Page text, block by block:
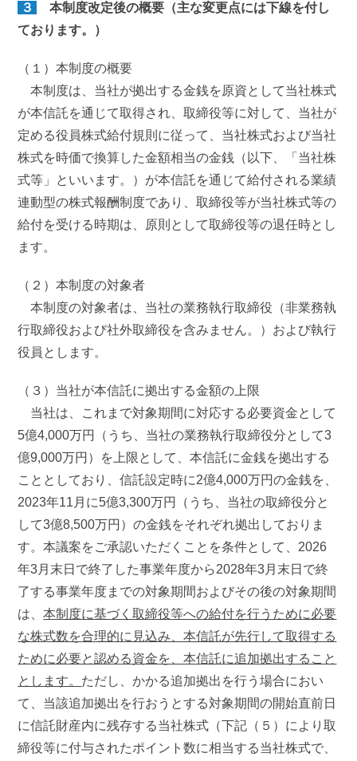
３
本制度改定後の概要（主な変更点には下線を付し
ております。）
（１）本制度の概要
本制度は、当社が拠出する金銭を原資として当社株式
が本信託を通じて取得され、取締役等に対して、当社が
定める役員株式給付規則に従って、当社株式および当社
株式を時価で換算した金額相当の金銭（以下、「当社株
式等」といいます。）が本信託を通じて給付される業績
連動型の株式報酬制度であり、取締役等が当社株式等の
給付を受ける時期は、原則として取締役等の退任時とし
ます。
（２）本制度の対象者
本制度の対象者は、当社の業務執行取締役（非業務執
行取締役および社外取締役を含みません。）および執行
役員とします。
（３）当社が本信託に拠出する金額の上限
当社は、これまで対象期間に対応する必要資金として
5億4,000万円（うち、当社の業務執行取締役分として3
億9,000万円）を上限として、本信託に金銭を拠出する
こととしており、信託設定時に2億4,000万円の金銭を、
2023年11月に5億3,300万円（うち、当社の取締役分と
して3億8,500万円）の金銭をそれぞれ拠出しておりま
す。本議案をご承認いただくことを条件として、2026
年3月末日で終了した事業年度から2028年3月末日で終
了する事業年度までの対象期間およびその後の対象期間
は、本制度に基づく取締役等への給付を行うために必要
な株式数を合理的に見込み、本信託が先行して取得する
ために必要と認める資金を、本信託に追加拠出すること
とします。 ただし、かかる追加拠出を行う場合におい
て、当該追加拠出を行おうとする対象期間の開始直前日
に信託財産内に残存する当社株式（下記（５）により取
締役等に付与されたポイント数に相当する当社株式で、